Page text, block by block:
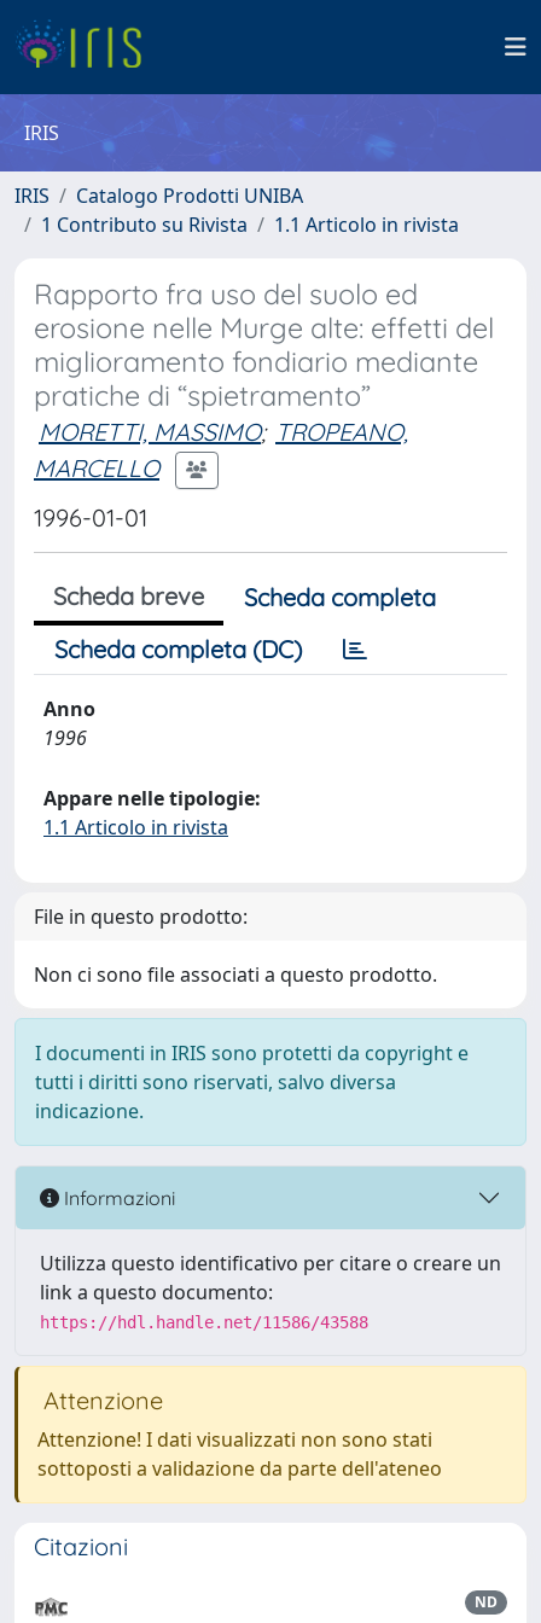
IRIS
IRIS
Catalogo Prodotti UNIBA
1 Contributo su Rivista
1.1 Articolo in rivista
Rapporto fra uso del suolo ed
erosione nelle Murge alte: effetti del
miglioramento fondiario mediante
pratiche di “spietramento”
MORETTI, MASSIMO; TROPEANO,
MARCELLO
1996-01-01
Scheda breve
Scheda completa
Scheda completa (DC)
Anno
1996
Appare nelle tipologie:
1.1 Articolo in rivista
File in questo prodotto:
Non ci sono file associati a questo prodotto.
I documenti in IRIS sono protetti da copyright e
tutti i diritti sono riservati, salvo diversa
indicazione.
Informazioni
Utilizza questo identificativo per citare o creare un
link a questo documento:
https://hdl.handle.net/11586/43588
Attenzione
Attenzione! I dati visualizzati non sono stati
sottoposti a validazione da parte dell'ateneo
Citazioni
ND